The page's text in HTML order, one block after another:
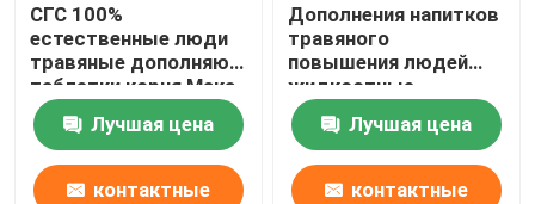
СГС 100%
естественные люди
травяные дополняют
таблетки корня Мака
для здоровья
человекаЛучшая цена
контактные
Дополнения напитков
травяного
повышения людей
жидкостные
поддерживают
твердую сталь
энергии
Лучшая цена
контактные